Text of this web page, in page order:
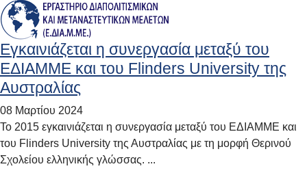
Εγκαινιάζεται η συνεργασία μεταξύ του
ΕΔΙΑΜΜΕ και του Flinders University της
Αυστραλίας
08 Μαρτίου 2024
Το 2015 εγκαινιάζεται η συνεργασία μεταξύ του ΕΔΙΑΜΜΕ και
του Flinders University της Αυστραλίας με τη μορφή Θερινού
Σχολείου ελληνικής γλώσσας. ...